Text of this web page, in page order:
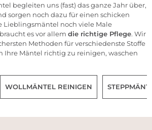
begleiten uns (fast) das ganze Jahr über,
sorgen noch dazu für einen schicken
Lieblingsmäntel noch viele Male
es vor allem die richtige Pflege. Wir
Methoden für verschiedenste Stoffe
Ihre Mäntel richtig zu reinigen, waschen
WOLLMÄNTEL REINIGEN